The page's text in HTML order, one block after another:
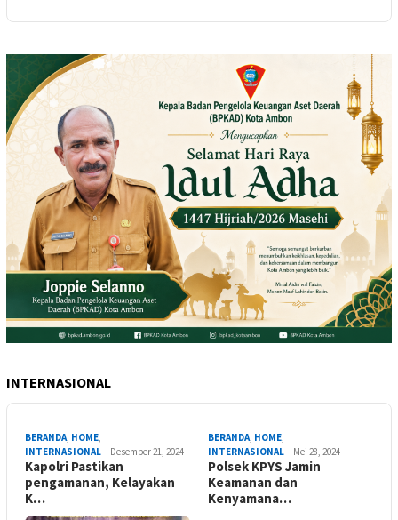
INTERNASIONAL
BERANDA, HOME,
INTERNASIONAL
Desember 21, 2024
Kapolri Pastikan
pengamanan, Kelayakan
K…
BERANDA, HOME,
INTERNASIONAL
Mei 28, 2024
Polsek KPYS Jamin
Keamanan dan
Kenyamana…